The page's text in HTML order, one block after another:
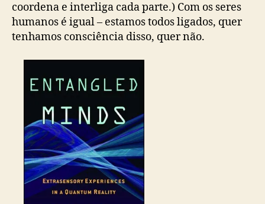
coordena e interliga cada parte.) Com os seres
humanos é igual – estamos todos ligados, quer
tenhamos consciência disso, quer não.